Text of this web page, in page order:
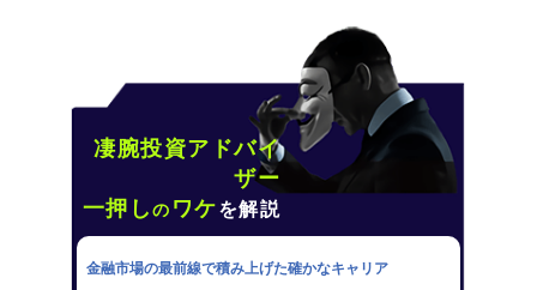
凄腕投資アドバイ
ザー
一押しの ワケを解説
金融市場の最前線で積み上げた確かなキャリア